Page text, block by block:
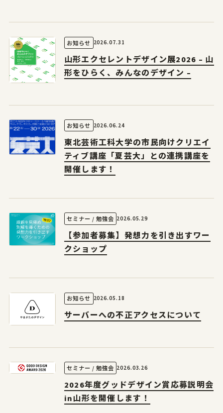
お知らせ 2026.07.31
山形エクセレントデザイン展2026 – 山
形をひらく、みんなのデザイン –
お知らせ 2026.06.24
東北芸術工科大学の市民向けクリエイ
ティブ講座「夏芸大」との連携講座を
開催します！
セミナー / 勉強会 2026.05.29
【参加者募集】発想力を引き出すワー
クショップ
お知らせ 2026.05.18
サーバーへの不正アクセスについて
セミナー / 勉強会 2026.03.26
2026年度グッドデザイン賞応募説明会
in山形を開催します！